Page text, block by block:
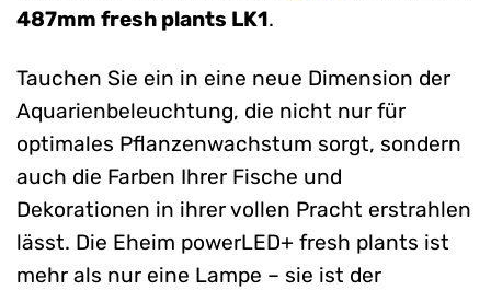
487mm fresh plants LK1.
Tauchen Sie ein in eine neue Dimension der
Aquarienbeleuchtung, die nicht nur für
optimales Pflanzenwachstum sorgt, sondern
auch die Farben Ihrer Fische und
Dekorationen in ihrer vollen Pracht erstrahlen
lässt. Die Eheim powerLED+ fresh plants ist
mehr als nur eine Lampe – sie ist der